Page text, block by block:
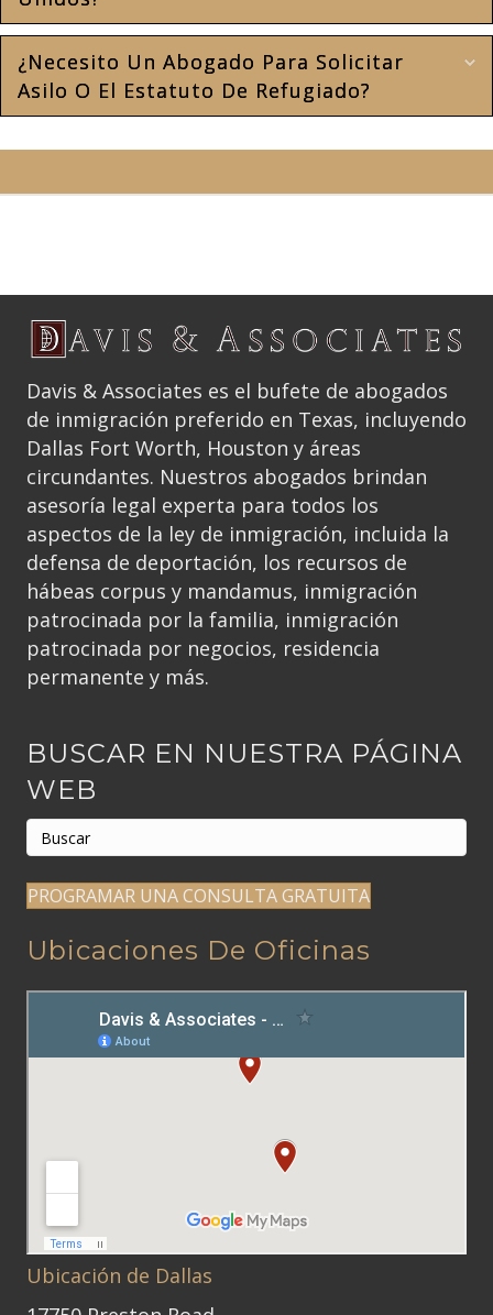
¿Necesito Un Abogado Para Solicitar
Asilo O El Estatuto De Refugiado?
Davis & Associates es el bufete de abogados
de inmigración preferido en Texas, incluyendo
Dallas Fort Worth, Houston y áreas
circundantes. Nuestros abogados brindan
asesoría legal experta para todos los
aspectos de la ley de inmigración, incluida la
defensa de deportación, los recursos de
hábeas corpus y mandamus, inmigración
patrocinada por la familia, inmigración
patrocinada por negocios, residencia
permanente y más.
BUSCAR EN NUESTRA PÁGINA
WEB
PROGRAMAR UNA CONSULTA GRATUITA
Ubicaciones De Oficinas
Ubicación de Dallas